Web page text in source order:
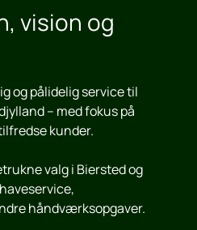
vision og
og pålidelig service til
– med fokus på
kunder.
valg i Biersted og
håndværksopgaver.